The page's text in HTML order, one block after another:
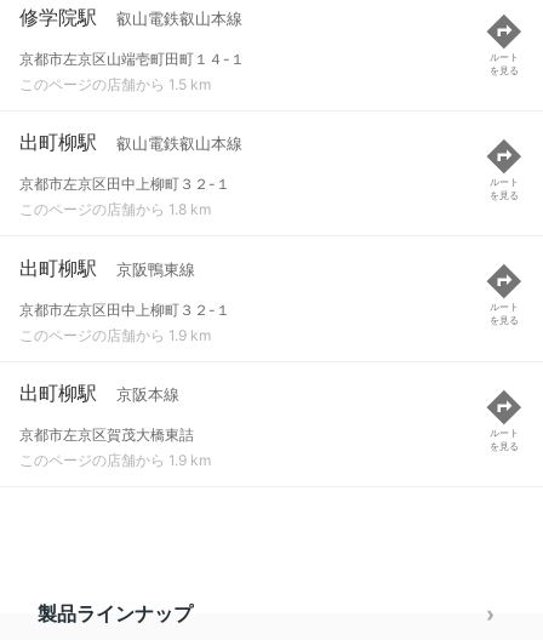
修学院駅 叡山電鉄叡山本線
京都市左京区山端壱町田町１４-１
このページの店舗から 1.5 km
ルート
を見る
出町柳駅 叡山電鉄叡山本線
京都市左京区田中上柳町３２-１
このページの店舗から 1.8 km
ルート
を見る
出町柳駅 京阪鴨東線
京都市左京区田中上柳町３２-１
このページの店舗から 1.9 km
ルート
を見る
出町柳駅 京阪本線
京都市左京区賀茂大橋東詰
このページの店舗から 1.9 km
ルート
を見る
製品ラインナップ